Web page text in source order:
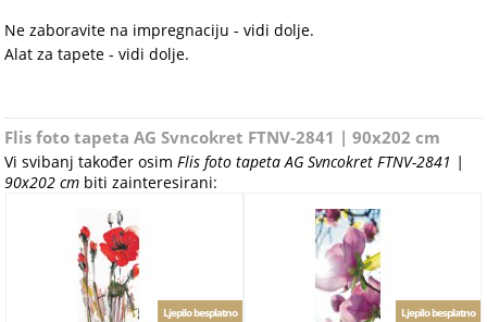
Ne zaboravite na impregnaciju - vidi dolje.
Alat za tapete - vidi dolje.
Flis foto tapeta AG Svncokret FTNV-2841 | 90x202 cm
Vi svibanj također osimFlis foto tapeta AG Svncokret FTNV-2841 |
90x202 cm biti zainteresirani:
Ljepilo besplatno Ljepilo besplatno